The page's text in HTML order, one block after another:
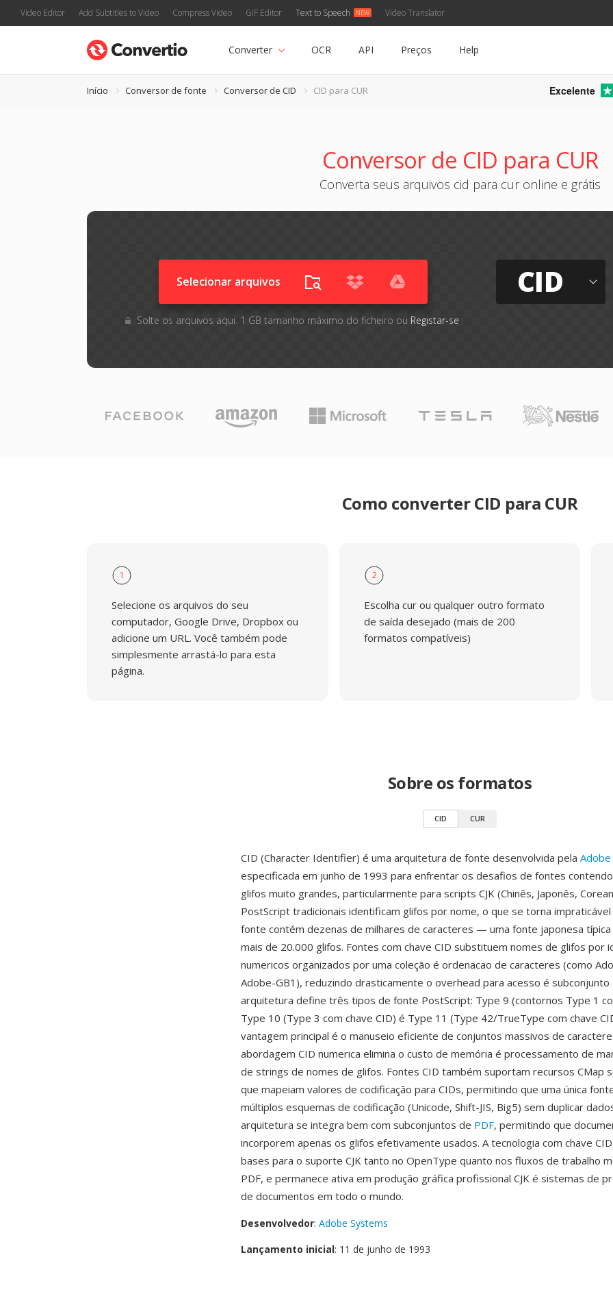
Video Editor Add Subtitles to Video Compress Video GIF Editor Text to Speech Video Translator
Converter OCR API Preços Help
Início Conversor de fonte Conversor de CID CID para CUR Excelente
Conversor de CID para CUR
Converta seus arquivos cid para cur online e grátis
Selecionar arquivos
Solte os arquivos aqui. 1 GB tamanho máximo do ficheiro ou Registar-se
CID
Como converter CID para CUR
1
Selecione os arquivos do seu
computador, Google Drive, Dropbox ou
adicione um URL. Você também pode
simplesmente arrastá-lo para esta
página.
2
Escolha cur ou qualquer outro formato
de saída desejado (mais de 200
formatos compatíveis)
Sobre os formatos
CID CUR
CID (Character Identifier) é uma arquitetura de fonte desenvolvida pela
especificada em junho de 1993 para enfrentar os desafios de fontes
glifos muito grandes, particularmente para scripts CJK (Chinês, Japonês,
PostScript tradicionais identificam glifos por nome, o que se torna impraticável
fonte contém dezenas de milhares de caracteres — uma fonte japonesa típica
mais de 20.000 glifos. Fontes com chave CID substituem nomes de glifos por
numericos organizados por uma coleção é ordenacao de caracteres (como
Adobe-GB1), reduzindo drasticamente o overhead para acesso é subconjunto
arquitetura define três tipos de fonte PostScript: Type 9 (contornos Type 1
Type 10 (Type 3 com chave CID) é Type 11 (Type 42/TrueType com chave
vantagem principal é o manuseio eficiente de conjuntos massivos de
abordagem CID numerica elimina o custo de memória é processamento de
de strings de nomes de glifos. Fontes CID também suportam recursos CMap
que mapeiam valores de codificação para CIDs, permitindo que uma única
múltiplos esquemas de codificação (Unicode, Shift-JIS, Big5) sem duplicar
arquitetura se integra bem com subconjuntos de PDF, permitindo que
incorporem apenas os glifos efetivamente usados. A tecnologia com chave
bases para o suporte CJK tanto no OpenType quanto nos fluxos de trabalho
PDF, e permanece ativa em produção gráfica profissional CJK é sistemas de
de documentos em todo o mundo.
Desenvolvedor: Adobe Systems
Lançamento inicial: 11 de junho de 1993